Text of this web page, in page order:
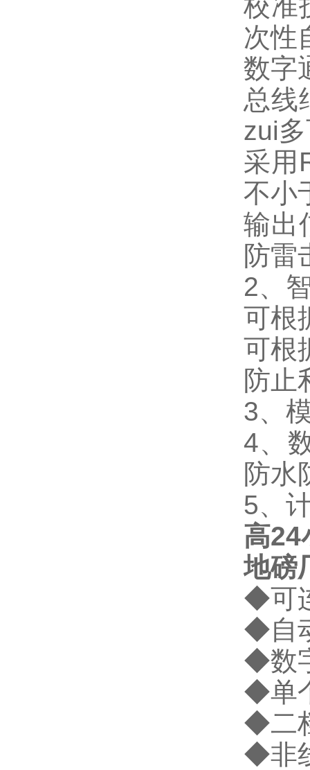
次性
数字
总线
zui
采用
不小
输出
防雷
2、
可根
可根
防止
3、
4、
防水
5、
高24
地磅
◆可
◆自
◆数
◆单
◆二
◆非